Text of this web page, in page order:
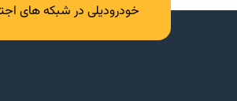
خودرودیلی در شبکه های